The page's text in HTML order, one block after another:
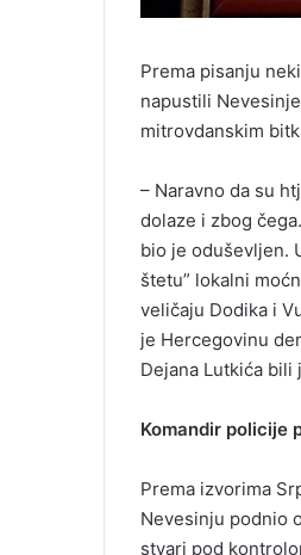
Prema pisanju
napustili
mitrovdanskim
– Naravno da su
dolaze i zbog
bio je oduševljen.
štetu” lokalni
veličaju Dodika i
je Hercegovinu
Dejana Lutkića
Komandir policije
Prema izvorima
Nevesinju podnio
stvari pod